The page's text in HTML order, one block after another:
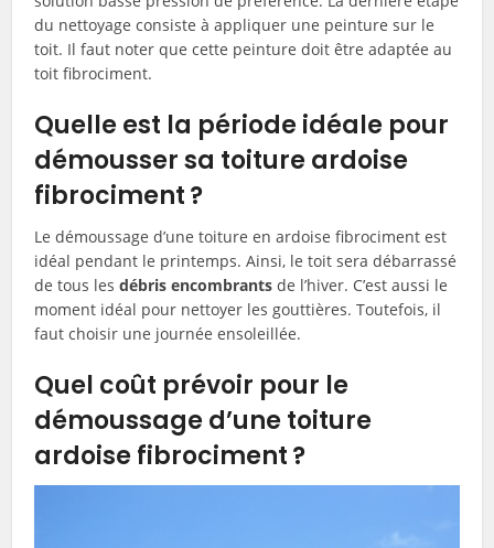
du nettoyage consiste à appliquer une peinture sur le
toit. Il faut noter que cette peinture doit être adaptée au
toit fibrociment.
Quelle est la période idéale pour
démousser sa toiture ardoise
fibrociment ?
Le démoussage d’une toiture en ardoise fibrociment est
idéal pendant le printemps. Ainsi, le toit sera débarrassé
de tous lesdébris encombrants de l’hiver. C’est aussi le
moment idéal pour nettoyer les gouttières. Toutefois, il
faut choisir une journée ensoleillée.
Quel coût prévoir pour le
démoussage d’une toiture
ardoise fibrociment ?